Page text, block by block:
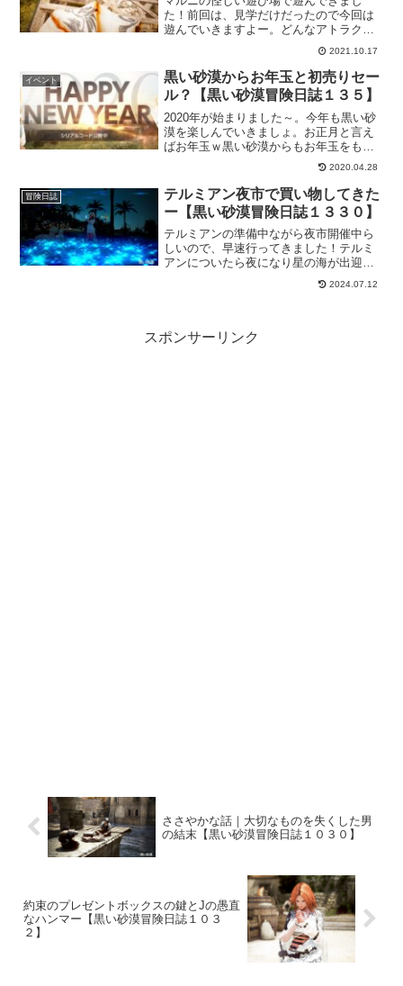
た！前回は、見学だけだったので今回は
遊んでいきますよー。どんなアトラクシ
ョンがあるんだろうね。楽しみだ。ここ
での依頼は、イベントすごろくに直結す
るので、すごろくを堪能したいと思った
ら張り切って進めないとですね。
2021.10.17
イベント
黒い砂漠からお年玉と初売りセー
ル？【黒い砂漠冒険日誌１３５】
2020年が始まりました～。今年も黒い砂
漠を楽しんでいきましょ。お正月と言え
ばお年玉ｗ黒い砂漠からもお年玉をもら
えますよ。運試ししてみますか？2020.04.28
冒険日誌
テルミアン夜市で買い物してきた
ー【黒い砂漠冒険日誌１３３０】
テルミアンの準備中ながら夜市開催中ら
しいので、早速行ってきました！テルミ
アンについたら夜になり星の海が出迎え
てくれて雰囲気がでてますよー。夜市の
方は4つあってそれぞれの特色のある商品
2024.07.12
スポンサーリンク
ささやかな話｜大切なものを失くした男
の結末【黒い砂漠冒険日誌１０３０】
約束のプレゼントボックスの鍵とJの愚直
なハンマー【黒い砂漠冒険日誌１０３
２】